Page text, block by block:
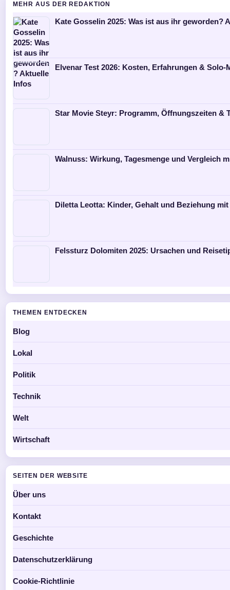
MEHR AUS DER REDAKTION
Kate Gosselin 2025: Was ist aus ihr geworden?
Elvenar Test 2026: Kosten, Erfahrungen & Solo-
Star Movie Steyr: Programm, Öffnungszeiten &
Walnuss: Wirkung, Tagesmenge und Vergleich
Diletta Leotta: Kinder, Gehalt und Beziehung
Felssturz Dolomiten 2025: Ursachen und
THEMEN ENTDECKEN
Blog
Lokal
Politik
Technik
Welt
Wirtschaft
SEITEN DER WEBSITE
Über uns
Kontakt
Geschichte
Datenschutzerklärung
Cookie-Richtlinie